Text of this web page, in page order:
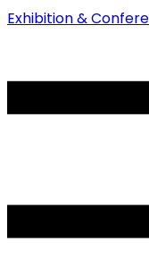
Exhibition &